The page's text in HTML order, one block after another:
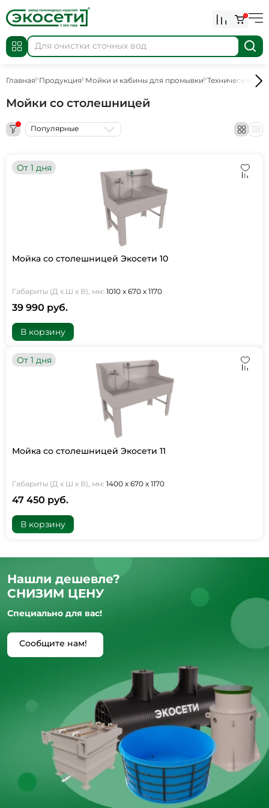
0
Главная Продукция Мойки и кабины для промывки Технические
Мойки со столешницей
1 Популярные
От 1 дня
Мойка со столешницей Экосети 10
Габариты (Д х Ш х В), мм: 1010 х 670 х 1170
39 990 руб.
В корзину
От 1 дня
Мойка со столешницей Экосети 11
Габариты (Д х Ш х В), мм: 1400 х 670 х 1170
47 450 руб.
В корзину
Нашли дешевле?
СНИЗИМ ЦЕНУ
Специально для вас!
Сообщите нам!